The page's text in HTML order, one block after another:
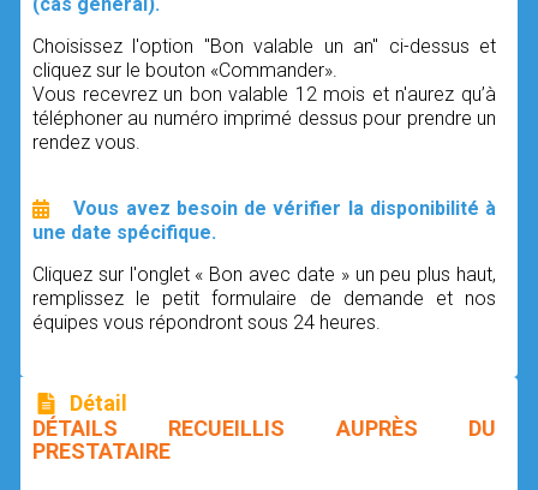
Choisissez l'option "Bon valable un an" ci-dessus et
cliquez sur le bouton «Commander».
Vous recevrez un bon valable 12 mois et n'aurez qu’à
téléphoner au numéro imprimé dessus pour prendre un
rendez vous.
Vous avez besoin de vérifier la disponibilité à
une date spécifique.
Cliquez sur l'onglet « Bon avec date » un peu plus haut,
remplissez le petit formulaire de demande et nos
équipes vous répondront sous 24 heures.
Détail
DÉTAILS RECUEILLIS AUPRÈS DU
PRESTATAIRE